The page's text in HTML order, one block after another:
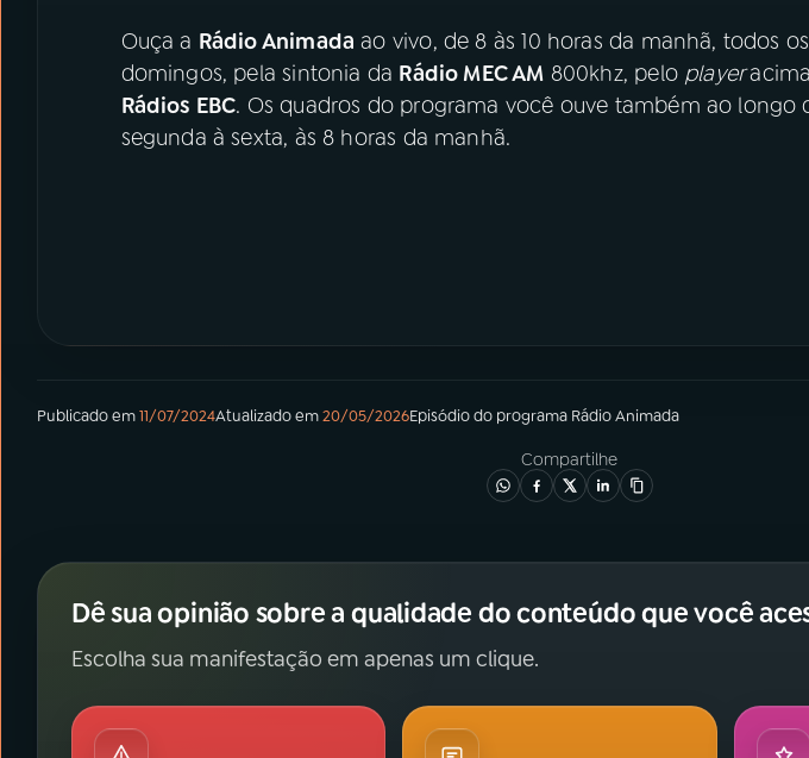
Ouça a Rádio Animada ao vivo, de 8 às 10 horas da manhã, todos
domingos, pela sintonia da Rádio MEC AM 800khz, pelo player
Rádios EBC. Os quadros do programa você ouve também ao longo
segunda à sexta, às 8 horas da manhã.
Publicado em11/07/2024Atualizado em20/05/2026Episódiodo programa Rádio Animada
Compartilhe
Dê sua opinião sobre a qualidade do conteúdo que você
Escolha sua manifestação em apenas um clique.